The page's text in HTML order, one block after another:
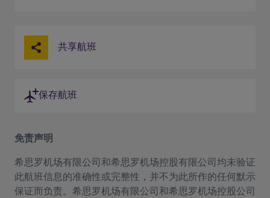
共享航班
保存航班
免责声明
希思罗机场有限公司和希思罗机场控股有限公司均未验证
此航班信息的准确性或完整性，并不为此所作的任何默示
保证而负责。希思罗机场有限公司和希思罗机场控股公司